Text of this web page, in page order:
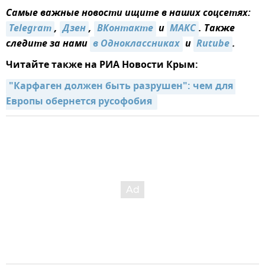
Самые важные новости ищите в наших соцсетях:
Telegram, Дзен, ВКонтакте и МАКС. Также
следите за нами в Одноклассниках и Rutube.
Читайте также на РИА Новости Крым:
"Карфаген должен быть разрушен": чем для
Европы обернется русофобия